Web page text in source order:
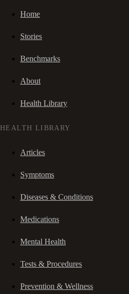
Home
Stories
Benchmarks
About
Health Library
HEALTH LIBRARY
Articles
Symptoms
Diseases & Conditions
Medications
Mental Health
Tests & Procedures
Prevention & Wellness